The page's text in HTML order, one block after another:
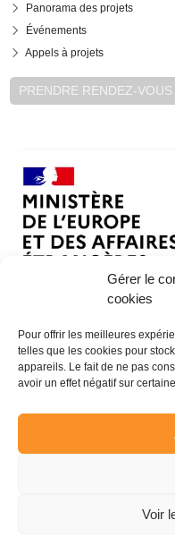
Gérer le
cookies
Pour offrir les meilleures
telles que les cookies pour
appareils. Le fait de ne pas
avoir un effet négatif sur
Voir
Panorama des projets
Événements
Appels à projets
PRENDRE RENDEZ-VOUS